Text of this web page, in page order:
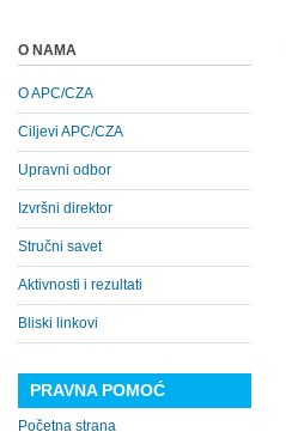
O NAMA
O APC/CZA
Ciljevi APC/CZA
Upravni odbor
Izvršni direktor
Stručni savet
Aktivnosti i rezultati
Bliski linkovi
PRAVNA POMOĆ
Početna strana